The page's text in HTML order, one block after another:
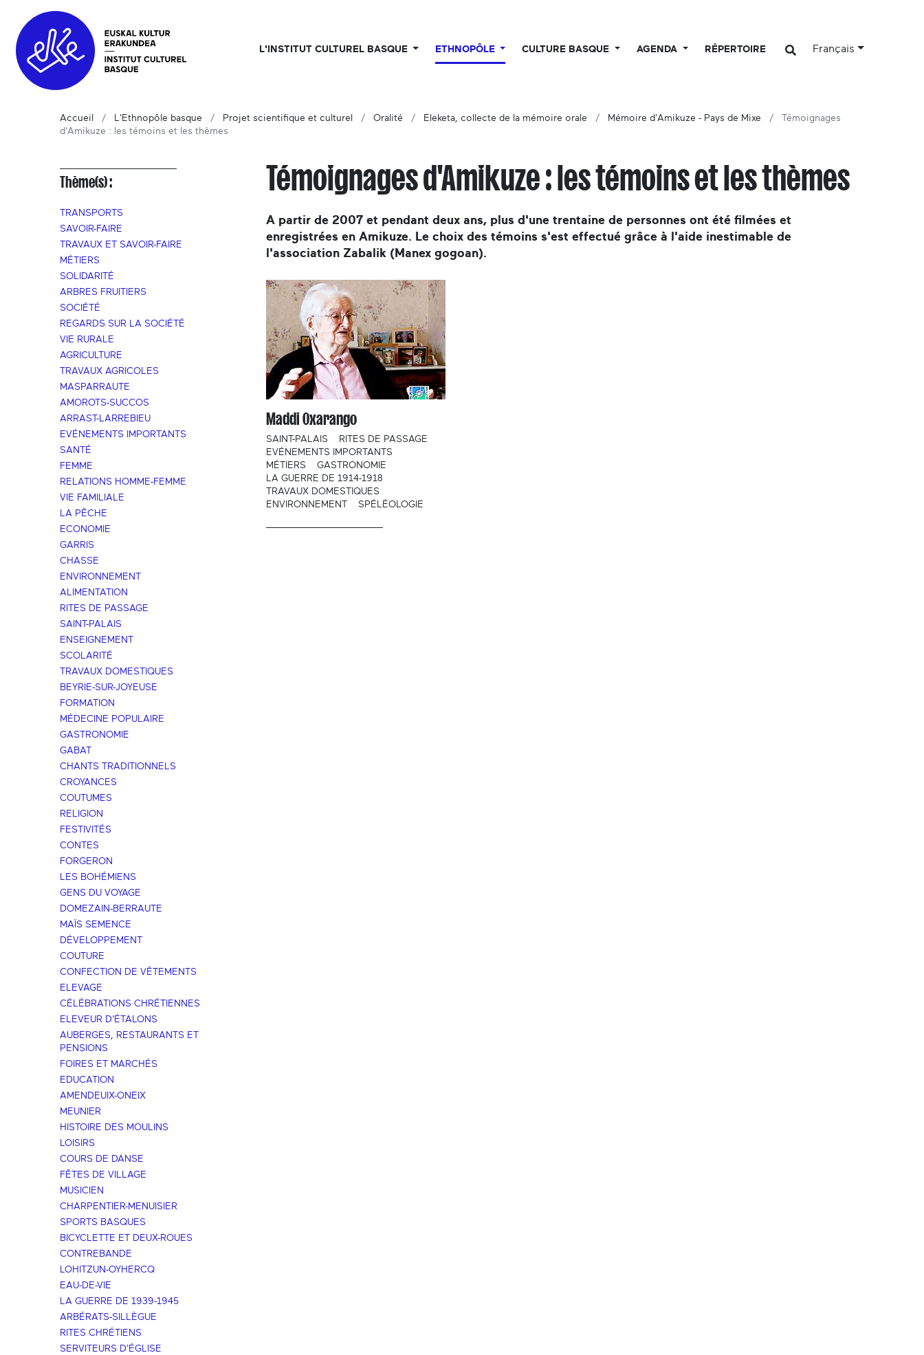
L'INSTITUT CULTUREL BASQUE ETHNOPÔLE CULTURE BASQUE AGENDA RÉPERTOIRE Français
Accueil L'Ethnopôle basque Projet scientifique et culturel Oralité Eleketa, collecte de la mémoire orale Mémoire d'Amikuze - Pays de Mixe
Témoignages
d'Amikuze : les témoins et les thèmes
Thème(s) :
TRANSPORTS
SAVOIR-FAIRE
TRAVAUX ET SAVOIR-FAIRE
MÉTIERS
SOLIDARITÉ
ARBRES FRUITIERS
SOCIÉTÉ
REGARDS SUR LA SOCIÉTÉ
VIE RURALE
AGRICULTURE
TRAVAUX AGRICOLES
MASPARRAUTE
AMOROTS-SUCCOS
ARRAST-LARREBIEU
EVÉNEMENTS IMPORTANTS
SANTÉ
FEMME
RELATIONS HOMME-FEMME
VIE FAMILIALE
LA PÊCHE
ECONOMIE
GARRIS
CHASSE
ENVIRONNEMENT
ALIMENTATION
RITES DE PASSAGE
SAINT-PALAIS
ENSEIGNEMENT
SCOLARITÉ
TRAVAUX DOMESTIQUES
BEYRIE-SUR-JOYEUSE
FORMATION
MÉDECINE POPULAIRE
GASTRONOMIE
GABAT
CHANTS TRADITIONNELS
CROYANCES
COUTUMES
RELIGION
FESTIVITÉS
CONTES
FORGERON
LES BOHÉMIENS
GENS DU VOYAGE
DOMEZAIN-BERRAUTE
MAÏS SEMENCE
DÉVELOPPEMENT
COUTURE
CONFECTION DE VÊTEMENTS
ELEVAGE
CÉLÉBRATIONS CHRÉTIENNES
ELEVEUR D'ÉTALONS
AUBERGES, RESTAURANTS ET
PENSIONS
FOIRES ET MARCHÉS
EDUCATION
AMENDEUIX-ONEIX
MEUNIER
HISTOIRE DES MOULINS
LOISIRS
COURS DE DANSE
FÊTES DE VILLAGE
MUSICIEN
CHARPENTIER-MENUISIER
SPORTS BASQUES
BICYCLETTE ET DEUX-ROUES
CONTREBANDE
LOHITZUN-OYHERCQ
EAU-DE-VIE
LA GUERRE DE 1939-1945
ARBÉRATS-SILLÈGUE
RITES CHRÉTIENS
SERVITEURS D'ÉGLISE
Témoignages d'Amikuze : les témoins et les thèmes
A partir de 2007 et pendant deux ans, plus d'une trentaine de personnes ont été filmées et
enregistrées en Amikuze. Le choix des témoins s'est effectué grâce à l'aide inestimable de
l'association Zabalik (Manex gogoan).
Maddi Oxarango
SAINT-PALAIS
RITES DE PASSAGE
EVÉNEMENTS IMPORTANTS
MÉTIERS
GASTRONOMIE
LA GUERRE DE 1914-1918
TRAVAUX DOMESTIQUES
ENVIRONNEMENT
SPÉLÉOLOGIE